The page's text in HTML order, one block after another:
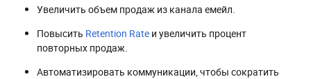
Увеличить объем продаж из канала емейл.
Повысить Retention Rate и увеличить процент
повторных продаж.
Автоматизировать коммуникации, чтобы сократить